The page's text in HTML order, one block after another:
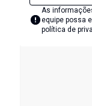
As
equipe possa
política de